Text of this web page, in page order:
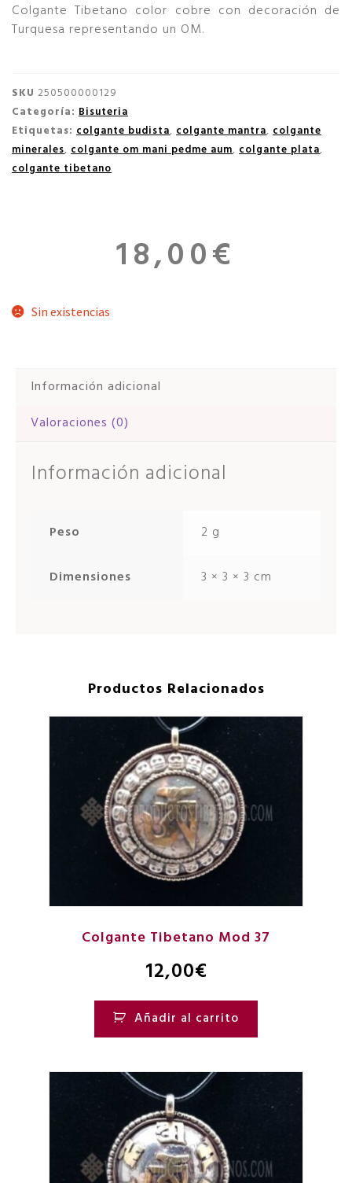
Colgante Tibetano color cobre con decoración de
Turquesa representando un OM.
SKU 250500000129
Categoría: Bisuteria
Etiquetas: colgante budista, colgante mantra, colgante
minerales, colgante om mani pedme aum, colgante plata,
colgante tibetano
18,00€
Sin existencias
Información adicional
Valoraciones (0)
Información adicional
Peso 2 g
Dimensiones 3 × 3 × 3 cm
Productos Relacionados
Colgante Tibetano Mod 37
12,00€
Añadir al carrito